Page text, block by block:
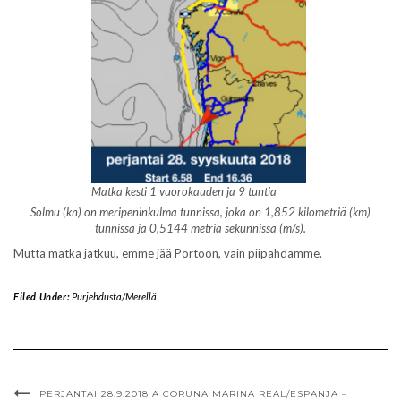
Matka kesti 1 vuorokauden ja 9 tuntia
Solmu (kn) on meripeninkulma tunnissa, joka on 1,852 kilometriä (km)
tunnissa ja 0,5144 metriä sekunnissa (m/s).
Mutta matka jatkuu, emme jää Portoon, vain piipahdamme.
Filed Under:Purjehdusta/Merellä
PERJANTAI 28.9.2018 A CORUNA MARINA REAL/ESPANJA –